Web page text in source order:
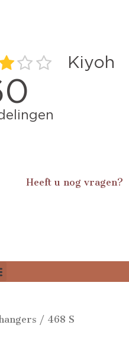
Heeft u nog vragen?
/ 468 S